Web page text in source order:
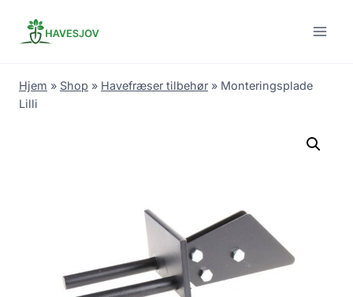
Hjem » Shop » Havefræser tilbehør » Monteringsplade
Lilli